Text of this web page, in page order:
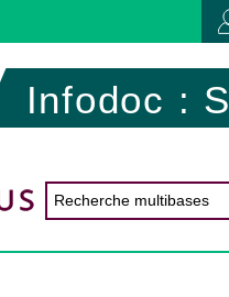
Infodoc :